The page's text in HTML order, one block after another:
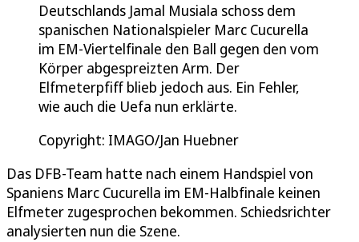
Deutschlands Jamal Musiala schoss dem
spanischen Nationalspieler Marc Cucurella
im EM-Viertelfinale den Ball gegen den vom
Körper abgespreizten Arm. Der
Elfmeterpfiff blieb jedoch aus. Ein Fehler,
wie auch die Uefa nun erklärte.
Copyright: IMAGO/Jan Huebner
Das DFB-Team hatte nach einem Handspiel von
Spaniens Marc Cucurella im EM-Halbfinale keinen
Elfmeter zugesprochen bekommen. Schiedsrichter
analysierten nun die Szene.